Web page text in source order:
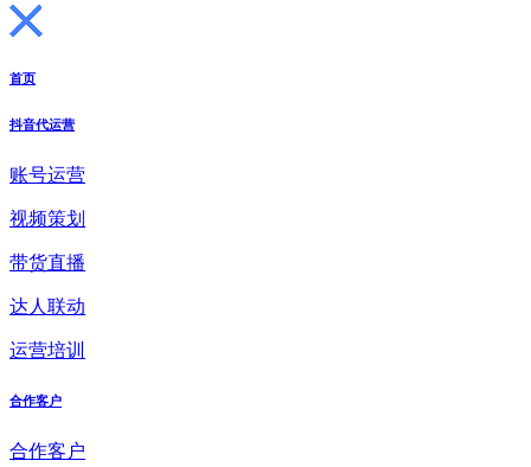
首页
抖音代运营
账号运营
视频策划
带货直播
达人联动
运营培训
合作客户
合作客户